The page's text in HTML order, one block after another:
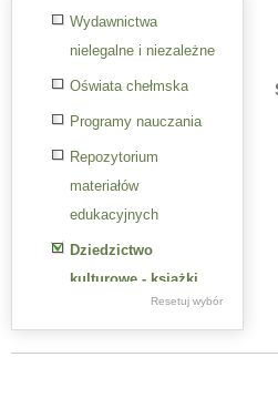
Wydawnictwa
nielegalne i niezależne
Oświata chełmska
Programy nauczania
Repozytorium
materiałów
edukacyjnych
Dziedzictwo
kulturowe - książki
Resetuj wybór